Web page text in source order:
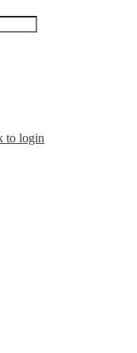
to login